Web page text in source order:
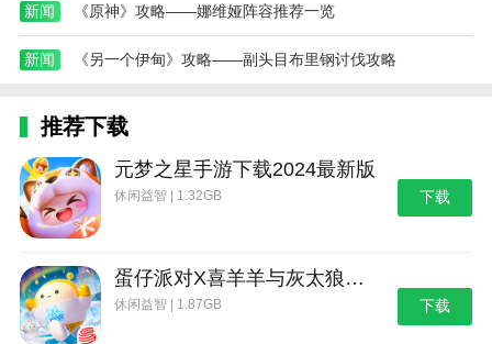
新闻 《原神》攻略——娜维娅阵容推荐一览
新闻 《另一个伊甸》攻略——副头目布里钢讨伐攻略
推荐下载
元梦之星手游下载2024最新版
休闲益智 | 1.32GB 下载
蛋仔派对X喜羊羊与灰太狼联动第二弹版本
休闲益智 | 1.87GB 下载